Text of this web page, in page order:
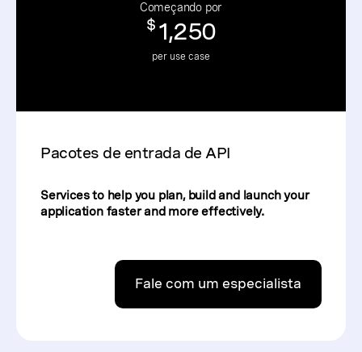
Começando por
$ 1,250
per use case
Pacotes de entrada de API
Services to help you plan, build and launch your
application faster and more effectively.
Fale com um especialista